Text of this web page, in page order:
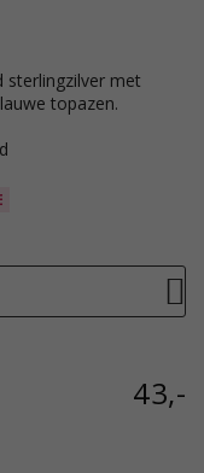
topazen.
43,-